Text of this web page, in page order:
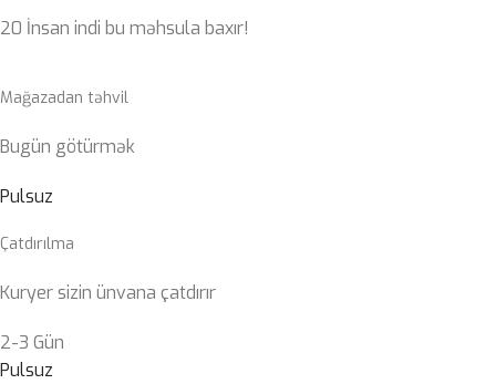
20 İnsan indi bu məhsula baxır!
Mağazadan təhvil
Bugün götürmək
Pulsuz
Çatdırılma
Kuryer sizin ünvana çatdırır
2-3 Gün
Pulsuz